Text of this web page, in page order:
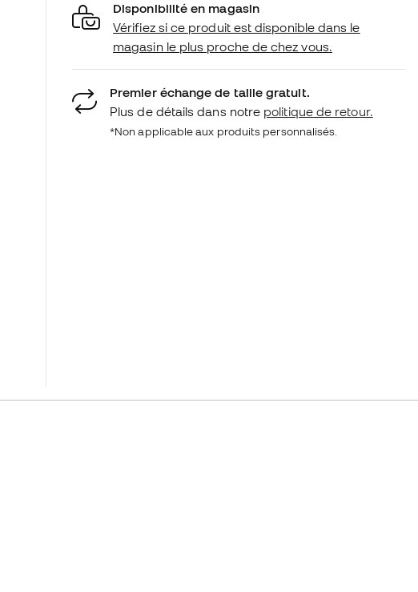
Disponibilité en magasin
Vérifiez si ce produit est disponible dans le
magasin le plus proche de chez vous.
Premier échange de taille gratuit.
Plus de détails dans notre politique de retour.
*Non applicable aux produits personnalisés.